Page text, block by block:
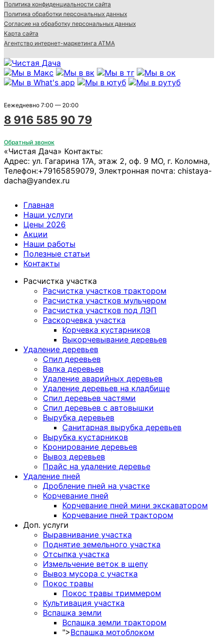
Политика конфиденциальности сайта
Политика обработки персональных данных
Согласие на обработку персональных данных
Карта сайта
Агентство интернет-маркетинга АТМА
Еежедневно 7:00 — 20:00
8 916 585 90 79
Обратный звонок
«Чистая Дача» Контакты:
Адрес: ул. Гагарина 17А, этаж 2, оф. 9 МО, г. Коломна,
Телефон:+79165859079, Электронная почта: chistaya-
dacha@yandex.ru
Главная
Наши услуги
Цены 2026
Акции
Наши работы
Полезные статьи
Контакты
Расчистка участка
Расчистка участков трактором
Расчистка участков мульчером
Расчистка участков под ЛЭП
Раскорчевка участка
Корчевка кустарников
Выкорчевывание деревьев
Удаление деревьев
Спил деревьев
Валка деревьев
Удаление аварийных деревьев
Удаление деревьев на кладбище
Спил деревьев частями
Спил деревьев с автовышки
Вырубка деревьев
Санитарная вырубка деревьев
Вырубка кустарников
Кронирование деревьев
Вывоз деревьев
Прайс на удаление деревье
Удаление пней
Дробление пней на участке
Корчевание пней
Корчевание пней мини экскаватором
Корчевание пней трактором
Доп. услуги
Выравнивание участка
Поднятие земельного участка
Отсыпка участка
Измельчение веток в щепу
Вывоз мусора с участка
Покос травы
Покос травы триммером
Культивация участка
Вспашка земли
Вспашка земли трактором
">Вспашка мотоблоком